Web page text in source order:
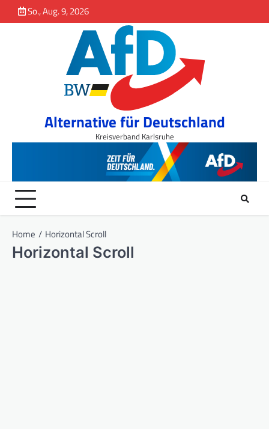
springenSo., Aug. 9, 2026
Alternative für Deutschland
Kreisverband Karlsruhe
Home Horizontal Scroll
Horizontal Scroll